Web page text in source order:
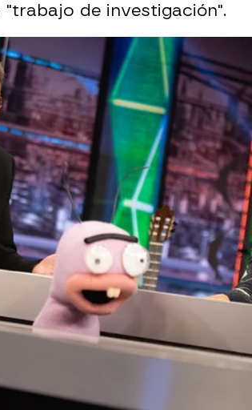
de investigación".
Whatsapp
en su sección a
su sabiduría con